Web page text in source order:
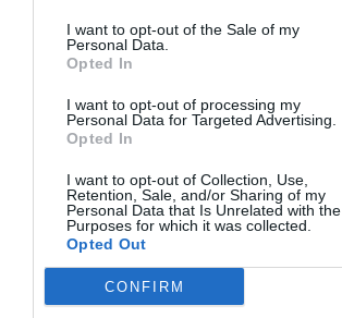
I want to opt-out of the Sale of my
Personal Data.
Opted In
I want to opt-out of processing my
Personal Data for Targeted Advertising.
Opted In
I want to opt-out of Collection, Use,
Retention, Sale, and/or Sharing of my
Personal Data that Is Unrelated with the
Purposes for which it was collected.
Opted Out
CONFIRM
Βρες το RUNNER!
Όλα τα Τεύχη